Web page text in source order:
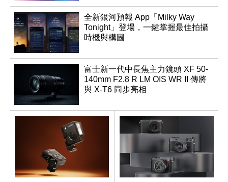
全新銀河預報 App「Milky Way
Tonight」登場，一鍵掌握最佳拍攝
時機與構圖
富士新一代中長焦主力鏡頭 XF 50-
140mm F2.8 R LM OIS WR II 傳將
與 X-T6 同步亮相